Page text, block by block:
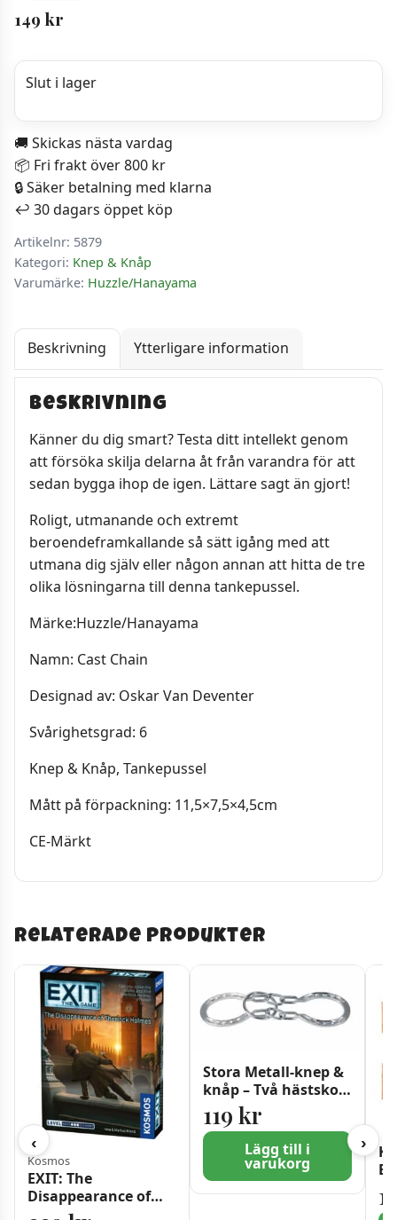
149 kr
Slut i lager
🚚 Skickas nästa vardag
📦 Fri frakt över 800 kr
🔒 Säker betalning med klarna
↩️ 30 dagars öppet köp
Artikelnr: 5879
Kategori: Knep & Knåp
Varumärke: Huzzle/Hanayama
Beskrivning Ytterligare information
Beskrivning
Känner du dig smart? Testa ditt intellekt genom
att försöka skilja delarna åt från varandra för att
sedan bygga ihop de igen. Lättare sagt än gjort!
Roligt, utmanande och extremt
beroendeframkallande så sätt igång med att
utmana dig själv eller någon annan att hitta de tre
olika lösningarna till denna tankepussel.
Märke:Huzzle/Hanayama
Namn: Cast Chain
Designad av: Oskar Van Deventer
Svårighetsgrad: 6
Knep & Knåp, Tankepussel
Mått på förpackning: 11,5×7,5×4,5cm
CE-Märkt
Relaterade produkter
‹
Kosmos
EXIT: The
Disappearance of
Sherlock Holmes
Stora Metall-knep &
knåp – Två hästskor
– Svårighetsgrad 2
119 kr
Lägg till i
varukorg
›